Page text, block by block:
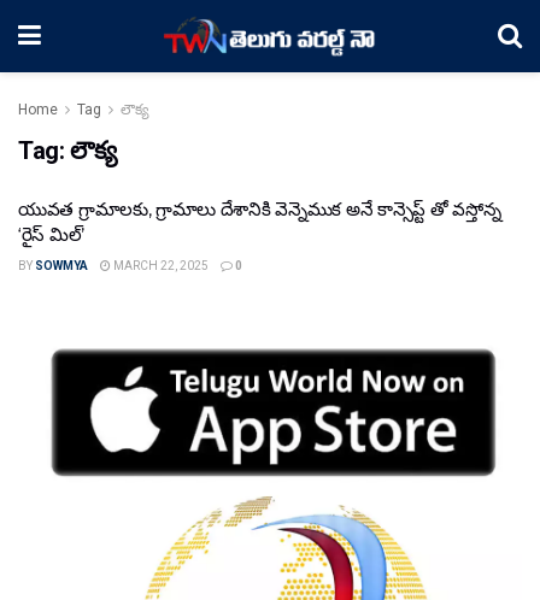
Home Tag లౌక్య
Tag: లౌక్య
యువత గ్రామాలకు, గ్రామాలు దేశానికి వెన్నెముక అనే కాన్సెప్ట్ తో వస్తోన్న
‘రైస్ మిల్’
BY SOWMYA MARCH 22, 2025 0